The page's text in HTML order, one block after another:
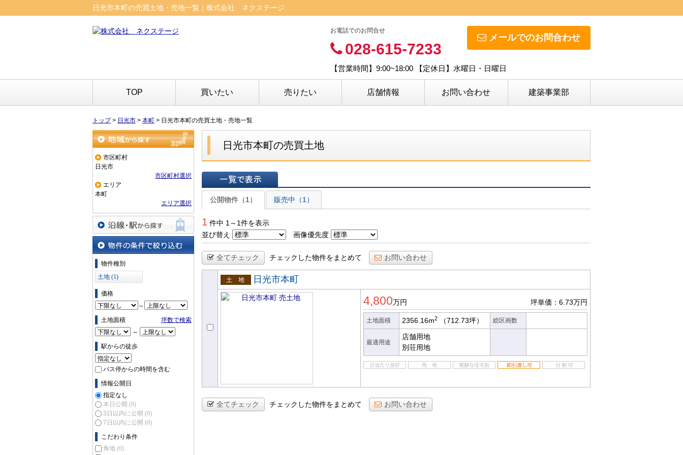
日光市本町の売買土地・売地一覧｜株式会社 ネクステージ
メールでのお問合わせ
お電話でのお問合せ
028-615-7233
【営業時間】9:00~18:00 【定休日】水曜日・日曜日
TOP 買いたい 売りたい 店舗情報 お問い合わせ 建築事業部
トップ> 日光市 > 本町 > 日光市本町の売買土地・売地一覧
地域から探す
市区町村
日光市
市区町村選択
エリア
本町
エリア選択
沿線・駅から探す
物件の条件で絞り込む
物件種別
土地 (1)
価格
～
土地面積
坪数で検索
～
駅からの徒歩
バス停からの時間を含む
情報公開日
指定なし
本日公開 (0)
3日以内に公開 (0)
7日以内に公開 (0)
こだわり条件
角地 (0)
日光市本町の売買土地
一覧で表示
公開物件（1）
販売中（1）
1 件中 1～1件を表示
並び替え
画像優先度
全てチェック チェックした物件をまとめて お問い合わせ
売土地
日光市本町
4,800万円 坪単価：6.73万円
土地面積 2356.16m2 （712.73坪） 総区画数
最適用途
店舗用地
別荘用地
全てチェック チェックした物件をまとめて お問い合わせ